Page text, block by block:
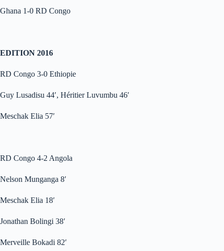
Ghana 1-0 RD Congo
EDITION 2016
RD Congo 3-0 Ethiopie
Guy Lusadisu 44′, Héritier Luvumbu 46′
Meschak Elia 57′
RD Congo 4-2 Angola
Nelson Munganga 8′
Meschak Elia 18′
Jonathan Bolingi 38′
Merveille Bokadi 82′